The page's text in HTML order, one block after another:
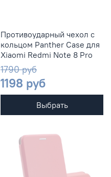
Противоударный чехол с
кольцом Panther Case для
Xiaomi Redmi Note 8 Pro
1790 руб
1198 руб
Выбрать